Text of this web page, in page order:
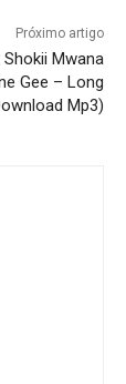
Próximo artigo
Mwana
Gee – Long
Mp3)